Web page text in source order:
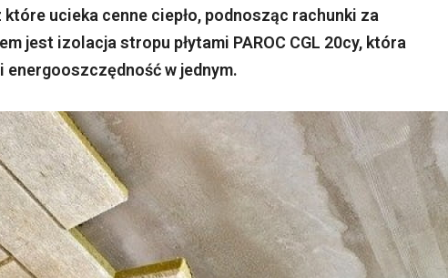
ucieka cenne ciepło, podnosząc rachunki za
jest izolacja stropu płytami PAROC CGL 20cy, która
w jednym.